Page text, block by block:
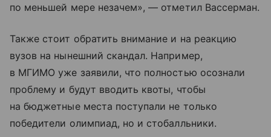
по меньшей мере незачем», — отметил Вассерман.
Также стоит обратить внимание и на реакцию
вузов на нынешний скандал. Например,
в МГИМО уже заявили, что полностью осознали
проблему и будут вводить квоты, чтобы
на бюджетные места поступали не только
победители олимпиад, но и стобалльники.